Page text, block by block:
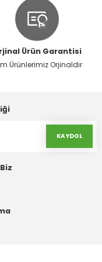
Ürün Garantisi
Ürünlerimiz Orjinaldir
KAYDOL